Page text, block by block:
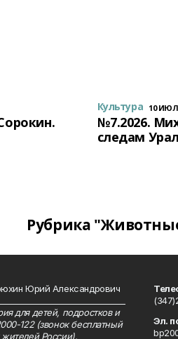
Культура 10
№7.2026.
следам
Рубрика
Юрий Александрович
для детей, подростков и
122 (звонок бесплатный
России).
Эл.